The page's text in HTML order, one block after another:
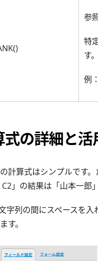
参
特
す。
例
式の詳細と活
計算式はシンプルです
C2」の結果は「山本一郎
字列の間にスペースを入
す。